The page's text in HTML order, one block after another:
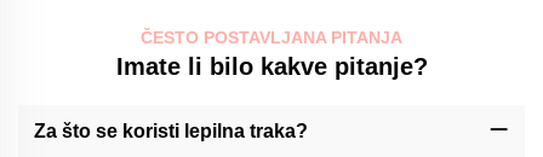
ČESTO POSTAVLJANA PITANJA
Imate li bilo kakve pitanje?
Za što se koristi lepilna traka?